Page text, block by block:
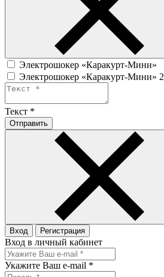
Электрошокер «Каракурт-Мини»
Электрошокер «Каракурт-Мини» 2
Текст *
Отправить
Вход Регистрация
Вход в личный кабинет
Укажите Ваш e-mail *